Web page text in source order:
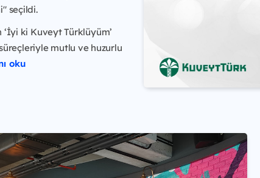
seçildi.
‘İyi ki Kuveyt Türklüyüm’
mutlu ve huzurlu
oku